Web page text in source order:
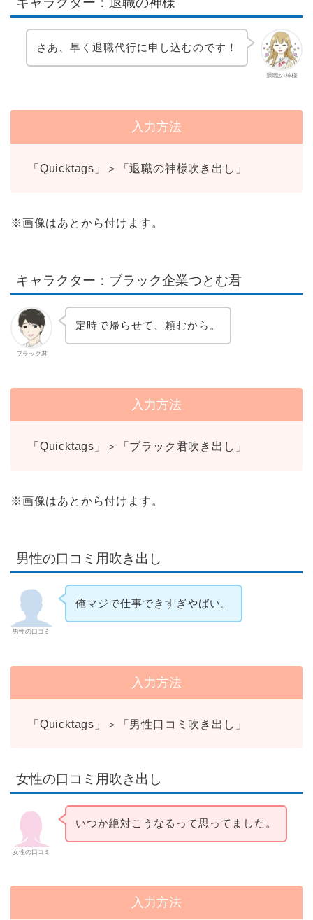
退職の神様
さあ、早く退職代行に申し込むのです！
入力方法
「Quicktags」＞「退職の神様吹き出し」
※画像はあとから付けます。
キャラクター：ブラック企業つとむ君
ブラック君
定時で帰らせて、頼むから。
入力方法
「Quicktags」＞「ブラック君吹き出し」
※画像はあとから付けます。
男性の口コミ用吹き出し
男性の口コミ
俺マジで仕事できすぎやばい。
入力方法
「Quicktags」＞「男性口コミ吹き出し」
女性の口コミ用吹き出し
女性の口コミ
いつか絶対こうなるって思ってました。
入力方法